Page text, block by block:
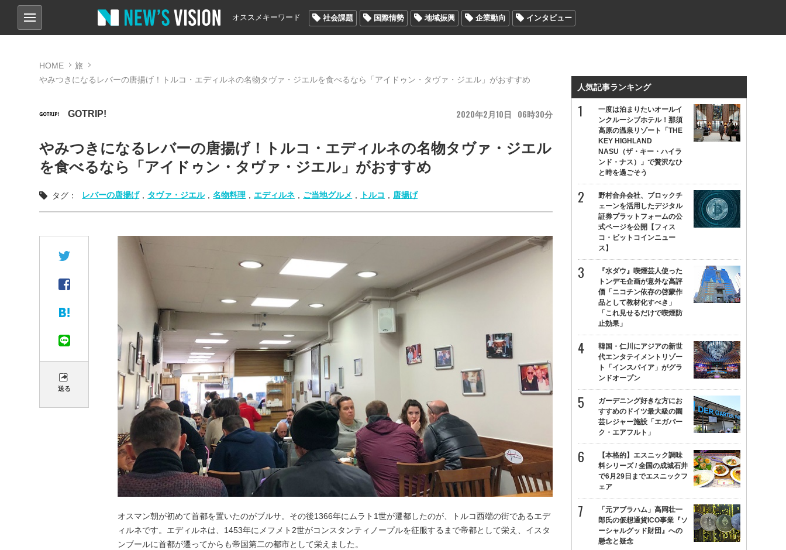
オススメキーワード 社会課題 国際情勢 地域振興 企業動向 インタビュー
HOME
旅
やみつきになるレバーの唐揚げ！トルコ・エディルネの名物タヴァ・ジエルを食べるなら「アイドゥン・タヴァ・ジエル」がおすすめ
GOTRIP! 2020 2 10 06 30
やみつきになるレバーの唐揚げ！トルコ・エディルネの名物タヴァ・ジエル
を食べるなら「アイドゥン・タヴァ・ジエル」がおすすめ
タグ： レバーの唐揚げ タヴァ・ジエル 名物料理 エディルネ ご当地グルメ トルコ 唐揚げ
送る
オスマン朝が初めて首都を置いたのがブルサ。その後1366年にムラト1世が遷都したのが、トルコ西端の街であるエデ
ィルネです。エディルネは、1453年にメフメト2世がコンスタンティノープルを征服するまで帝都として栄え、イスタ
ンブールに首都が遷ってからも帝国第二の都市として栄えました。
人気記事ランキング
一度は泊まりたいオールイ
ンクルーシブホテル！那須
高原の温泉リゾート「THE
KEY HIGHLAND
NASU（ザ・キー・ハイラ
ンド・ナス）」で贅沢なひ
と時を過ごそう
野村合弁会社、ブロックチ
ェーンを活用したデジタル
証券プラットフォームの公
式ページを公開【フィス
コ・ビットコインニュー
ス】
『水ダウ』喫煙芸人使った
トンデモ企画が意外な高評
価「ニコチン依存の啓蒙作
品として教材化すべき」
「これ見せるだけで喫煙防
止効果」
韓国・仁川にアジアの新世
代エンタテイメントリゾー
ト「インスパイア」がグラ
ンドオープン
ガーデニング好きな方にお
すすめのドイツ最大級の園
芸レジャー施設「エガパー
ク・エアフルト」
【本格的】エスニック調味
料シリーズ / 全国の成城石井
で6月29日までエスニックフ
ェア
「元アブラハム」高岡壮一
郎氏の仮想通貨ICO事業『ソ
ーシャルグッド財団』への
懸念と疑念